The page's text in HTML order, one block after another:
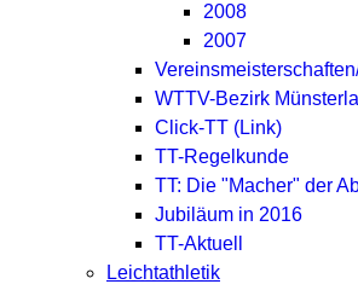
2008
2007
WTTV-Bezirk
Click-TT (Link)
TT-Regelkunde
TT: Die "Macher" der
Jubiläum in 2016
TT-Aktuell
Leichtathletik